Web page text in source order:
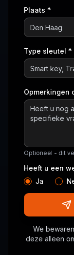
Plaats *
Type sleutel *
Opmerkingen
Optioneel - dit
Heeft u een
Ja
We
deze alleen